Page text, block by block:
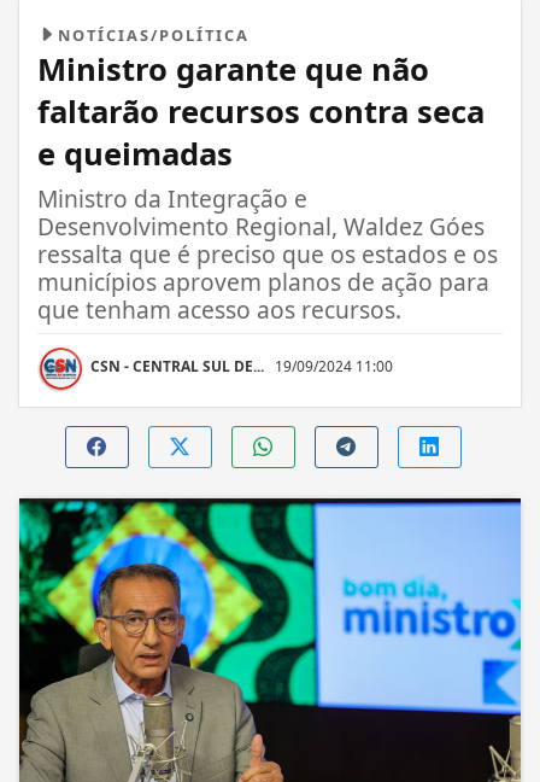
NOTÍCIAS/POLÍTICA
Ministro garante que não
faltarão recursos contra seca
e queimadas
Ministro da Integração e
Desenvolvimento Regional, Waldez Góes
ressalta que é preciso que os estados e os
municípios aprovem planos de ação para
que tenham acesso aos recursos.
CSN - CENTRAL SUL DE... 19/09/2024 11:00